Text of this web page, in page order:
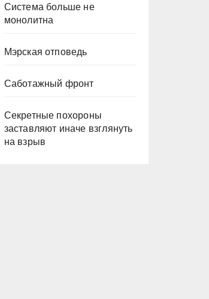
Система больше не
монолитна
Мэрская отповедь
Саботажный фронт
Секретные похороны
заставляют иначе взглянуть
на взрыв